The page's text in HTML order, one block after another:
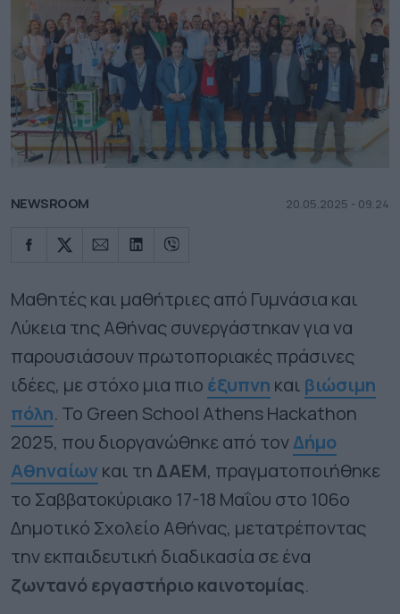
NEWSROOM 20.05.2025 - 09.24
Μαθητές και μαθήτριες από Γυμνάσια και
Λύκεια της Αθήνας συνεργάστηκαν για να
παρουσιάσουν πρωτοποριακές πράσινες
ιδέες, με στόχο μια πιο έξυπνη και βιώσιμη
πόλη. Το Green School Athens Hackathon
2025, που διοργανώθηκε από τονΔήμο
Αθηναίωνκαι τηΔΑΕΜ, πραγματοποιήθηκε
το Σαββατοκύριακο 17-18 Μαΐου στο 106ο
Δημοτικό Σχολείο Αθήνας, μετατρέποντας
την εκπαιδευτική διαδικασία σε ένα
ζωντανό εργαστήριο καινοτομίας.